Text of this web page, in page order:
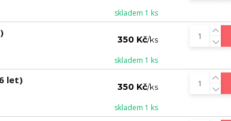
skladem 1 ks
350 Kč/ks
skladem 1 ks
let)
350 Kč/ks
skladem 1 ks